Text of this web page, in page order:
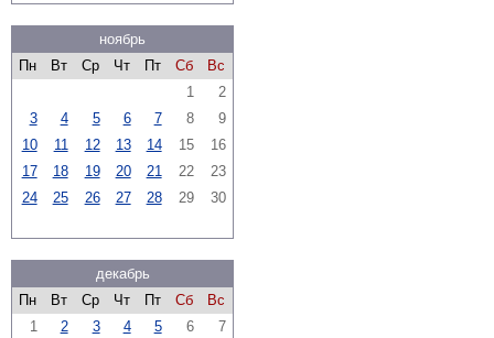
ноябрь
Пн
Вт Ср Чт Пт Сб
Вс
1
2
3
4 5 6 7 8
9
10
11 12 13 14 15
16
17
18 19 20 21 22
23
24
25 26 27 28 29 30
декабрь
Пн
Вт Ср Чт Пт Сб
Вс
1
2 3 4 5 6
7